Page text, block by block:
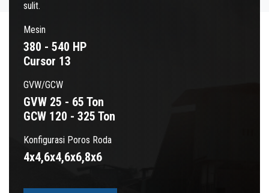
sulit.
Mesin
380 - 540 HP
Cursor 13
GVW/GCW
GVW 25 - 65 Ton
GCW 120 - 325 Ton
Konfigurasi Poros Roda
4x4,6x4,6x6,8x6